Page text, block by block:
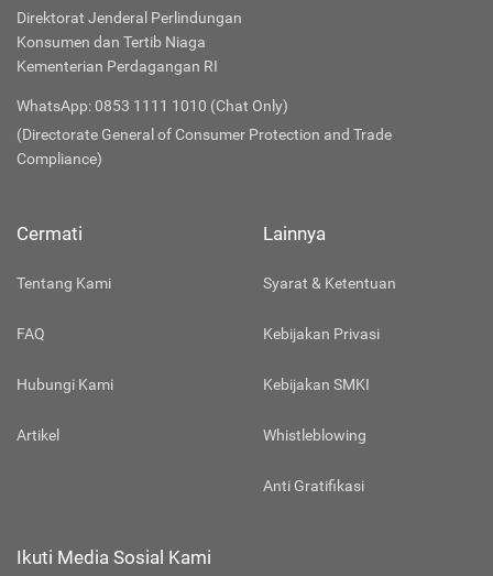
Direktorat Jenderal Perlindungan
Konsumen dan Tertib Niaga
Kementerian Perdagangan RI
WhatsApp: 0853 1111 1010 (Chat Only)
(Directorate General of Consumer Protection and Trade
Compliance)
Cermati
Tentang Kami
FAQ
Hubungi Kami
Artikel
Lainnya
Syarat & Ketentuan
Kebijakan Privasi
Kebijakan SMKI
Whistleblowing
Anti Gratifikasi
Ikuti Media Sosial Kami